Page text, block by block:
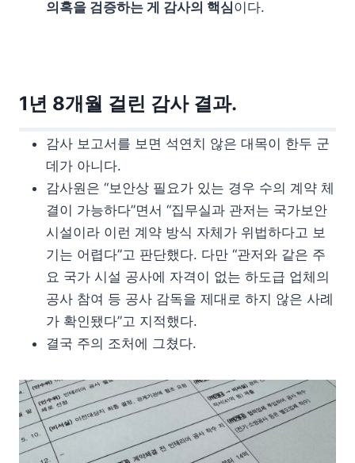
의혹을 검증하는 게 감사의 핵심이다.
1년 8개월 걸린 감사 결과.
감사 보고서를 보면 석연치 않은 대목이 한두 군
데가 아니다.
감사원은 “보안상 필요가 있는 경우 수의 계약 체
결이 가능하다”면서 “집무실과 관저는 국가보안
시설이라 이런 계약 방식 자체가 위법하다고 보
기는 어렵다”고 판단했다. 다만 “관저와 같은 주
요 국가 시설 공사에 자격이 없는 하도급 업체의
공사 참여 등 공사 감독을 제대로 하지 않은 사례
가 확인됐다”고 지적했다.
결국 주의 조처에 그쳤다.